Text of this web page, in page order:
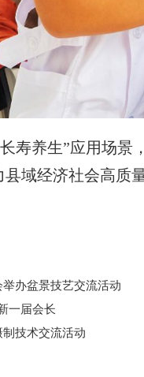
寿养生”应用场
域经济社会高质量
办盆景技艺交流活动
一届会长
技术交流活动